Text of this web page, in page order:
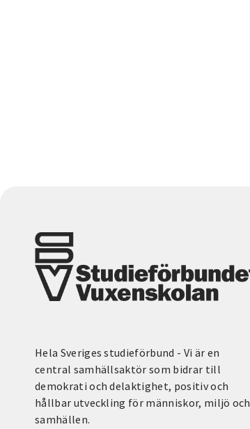
Hela Sveriges studieförbund - Vi är en
central samhällsaktör som bidrar till
demokrati och delaktighet, positiv och
hållbar utveckling för människor, miljö och
samhällen.